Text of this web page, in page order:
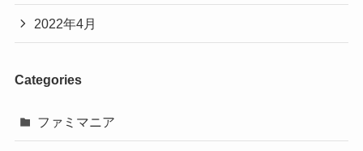
2022年4月
Categories
ファミマニア